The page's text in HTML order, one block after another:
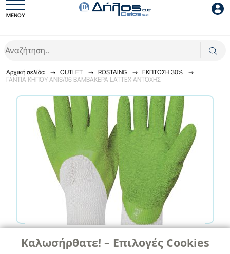
Καλωσήρθατε! – Επιλογές Cookies
ΜΕΝΟΥ
Είσοδος
Ξέχασες το password;
Αρχική σελίδα OUTLET ROSTAING
ΕΚΠΤΩΣΗ 30%
ΓΑΝΤΙΑ ΚΗΠΟΥ ANIS/06 ΒΑΜΒΑΚΕΡΑ LATTEX ΑΝΤΟΧΗΣ